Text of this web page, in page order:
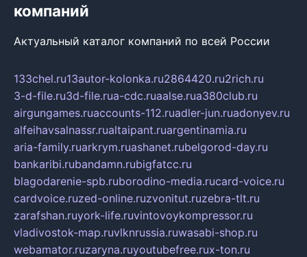
компаний
Актуальный каталог компаний по всей России
133chel.ru13autor-kolonka.ru2864420.ru2rich.ru
3-d-file.ru3d-file.rua-cdc.ruaalse.rua380club.ru
airgungames.ruaccounts-112.ruadler-jun.ruadonyev.ru
alfeihavsalnassr.rualtaipant.ruargentinamia.ru
aria-family.ruarkrym.ruashanet.rubelgorod-day.ru
bankaribi.rubandamn.rubigfatcc.ru
blagodarenie-spb.ruborodino-media.rucard-voice.ru
cardvoice.ruzed-online.ruzvonitut.ruzebra-tlt.ru
zarafshan.ruyork-life.ruvintovoykompressor.ru
vladivostok-map.ruvlknrussia.ruwasabi-shop.ru
webamator.ruzaryna.ruyoutubefree.rux-ton.ru